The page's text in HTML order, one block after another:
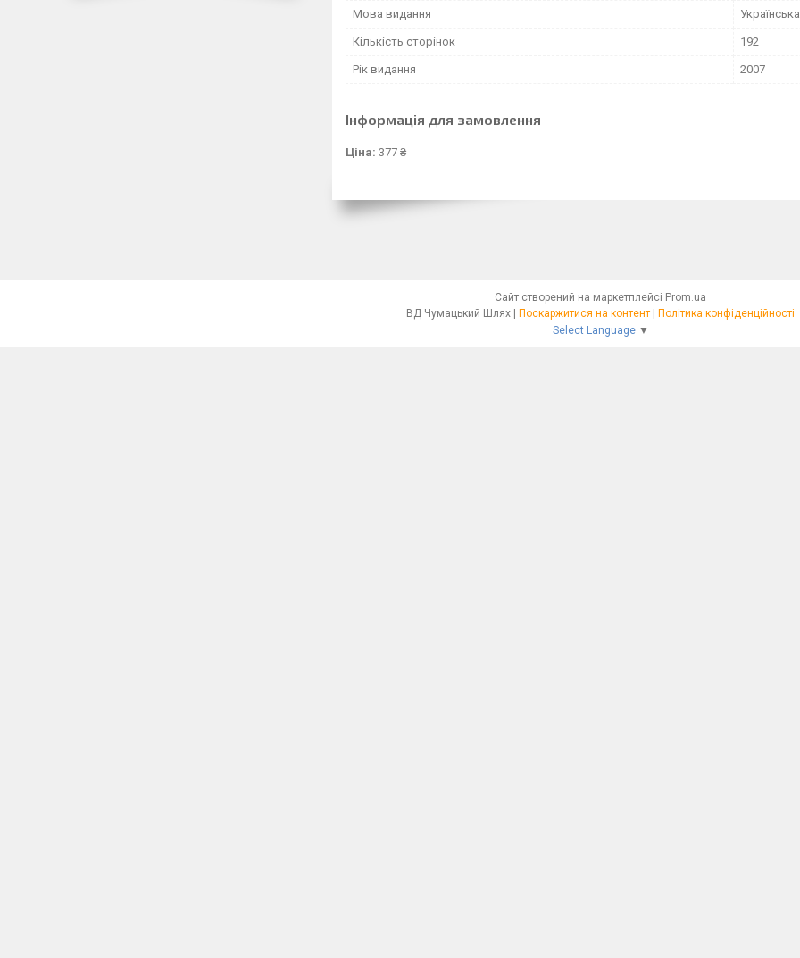
Мова видання Українська
Кількість сторінок 192
Рік видання 2007
Інформація для замовлення
Ціна: 377 ₴
Сайт створений на маркетплейсі Prom.ua
ВД Чумацький Шлях | Поскаржитися на контент | Політика конфіденційності
Select Language ▼